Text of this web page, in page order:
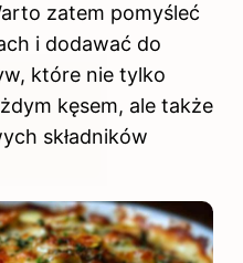
zatem pomyśleć
i dodawać do
które nie tylko
kęsem, ale także
składników